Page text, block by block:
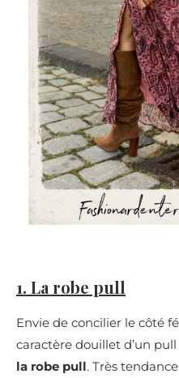
1. La robe pull
Envie de concilier le côté
caractère douillet d’un
la robe pull. Très